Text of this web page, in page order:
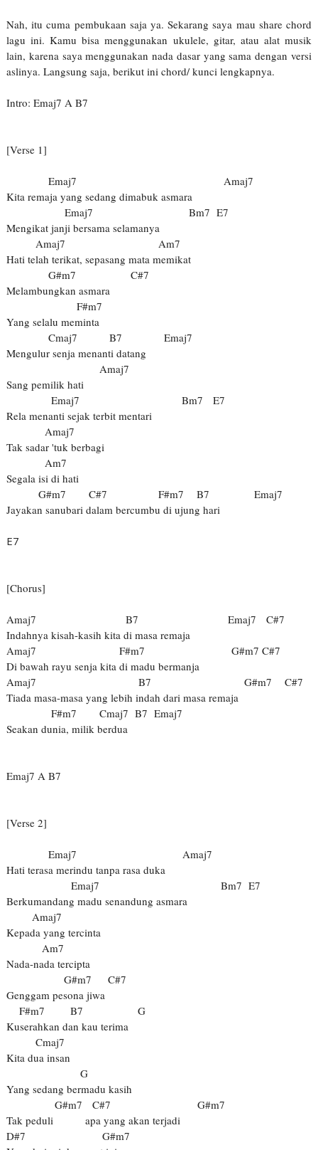
Nah, itu cuma pembukaan saja ya. Sekarang saya mau share chord
lagu ini. Kamu bisa menggunakan ukulele, gitar, atau alat musik
lain, karena saya menggunakan nada dasar yang sama dengan versi
aslinya. Langsung saja, berikut ini chord/ kunci lengkapnya.
Intro: Emaj7 A B7
[Verse 1]
Emaj7 Amaj7
Kita remaja yang sedang dimabuk asmara
Emaj7 Bm7 E7
Mengikat janji bersama selamanya
Amaj7 Am7
Hati telah terikat, sepasang mata memikat
G#m7 C#7
Melambungkan asmara
F#m7
Yang selalu meminta
Cmaj7 B7 Emaj7
Mengulur senja menanti datang
Amaj7
Sang pemilik hati
Emaj7 Bm7 E7
Rela menanti sejak terbit mentari
Amaj7
Tak sadar 'tuk berbagi
Am7
Segala isi di hati
G#m7 C#7 F#m7 B7 Emaj7
Jayakan sanubari dalam bercumbu di ujung hari
E7
[Chorus]
Amaj7 B7 Emaj7 C#7
Indahnya kisah-kasih kita di masa remaja
Amaj7 F#m7 G#m7 C#7
Di bawah rayu senja kita di madu bermanja
Amaj7 B7 G#m7 C#7
Tiada masa-masa yang lebih indah dari masa remaja
F#m7 Cmaj7 B7 Emaj7
Seakan dunia, milik berdua
Emaj7 A B7
[Verse 2]
Emaj7 Amaj7
Hati terasa merindu tanpa rasa duka
Emaj7 Bm7 E7
Berkumandang madu senandung asmara
Amaj7
Kepada yang tercinta
Am7
Nada-nada tercipta
G#m7 C#7
Genggam pesona jiwa
F#m7 B7 G
Kuserahkan dan kau terima
Cmaj7
Kita dua insan
G
Yang sedang bermadu kasih
G#m7 C#7 G#m7
Tak peduli apa yang akan terjadi
D#7 G#m7